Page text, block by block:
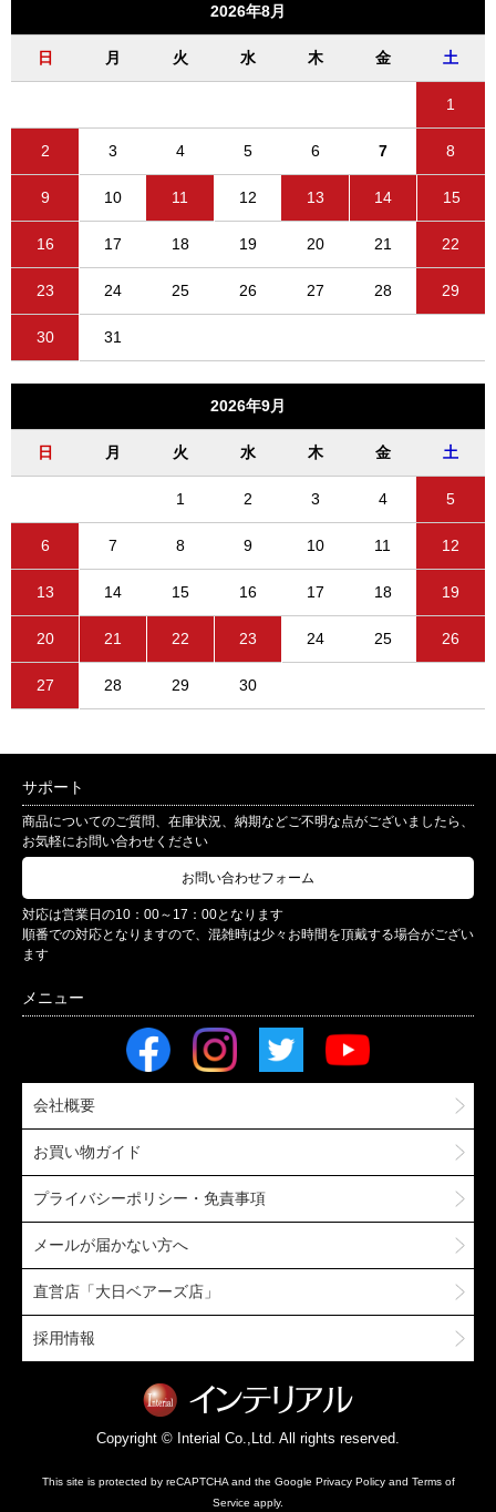
2026年8月
日 月 火 水 木 金 土
1
2 3 4 5 6 7 8
9 10 11 12 13 14 15
16 17 18 19 20 21 22
23 24 25 26 27 28 29
30 31
2026年9月
日 月 火 水 木 金 土
1 2 3 4 5
6 7 8 9 10 11 12
13 14 15 16 17 18 19
20 21 22 23 24 25 26
27 28 29 30
サポート
商品についてのご質問、在庫状況、納期などご不明な点がございましたら、
お気軽にお問い合わせください
お問い合わせフォーム
対応は営業日の10：00～17：00となります
順番での対応となりますので、混雑時は少々お時間を頂戴する場合がござい
ます
会社概要
お買い物ガイド
プライバシーポリシー・免責事項
メールが届かない方へ
直営店「大日ベアーズ店」
採用情報
Copyright © Interial Co.,Ltd. All rights reserved.
This site is protected by reCAPTCHA and the Google Privacy Policyand Terms of
Service apply.